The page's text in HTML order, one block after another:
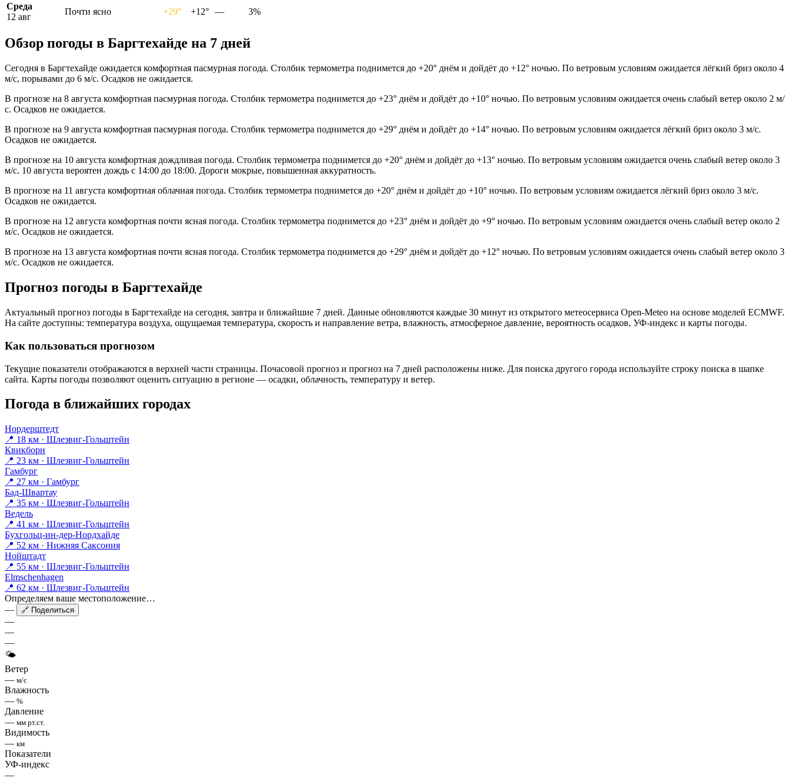
Среда
12 авг
Почти ясно +29° +12° — 3%
Обзор погоды в Баргтехайде на 7 дней
Сегодня в Баргтехайде ожидается комфортная пасмурная погода. Столбик термометра поднимется до +20° днём и дойдёт до +12° ночью. По ветровым условиям ожидается лёгкий бриз около 4
м/с, порывами до 6 м/с. Осадков не ожидается.
В прогнозе на 8 августа комфортная пасмурная погода. Столбик термометра поднимется до +23° днём и дойдёт до +10° ночью. По ветровым условиям ожидается очень слабый ветер около 2 м/
с. Осадков не ожидается.
В прогнозе на 9 августа комфортная пасмурная погода. Столбик термометра поднимется до +29° днём и дойдёт до +14° ночью. По ветровым условиям ожидается лёгкий бриз около 3 м/с.
Осадков не ожидается.
В прогнозе на 10 августа комфортная дождливая погода. Столбик термометра поднимется до +20° днём и дойдёт до +13° ночью. По ветровым условиям ожидается очень слабый ветер около 3
м/с. 10 августа вероятен дождь с 14:00 до 18:00. Дороги мокрые, повышенная аккуратность.
В прогнозе на 11 августа комфортная облачная погода. Столбик термометра поднимется до +20° днём и дойдёт до +10° ночью. По ветровым условиям ожидается лёгкий бриз около 3 м/с.
Осадков не ожидается.
В прогнозе на 12 августа комфортная почти ясная погода. Столбик термометра поднимется до +23° днём и дойдёт до +9° ночью. По ветровым условиям ожидается очень слабый ветер около 2
м/с. Осадков не ожидается.
В прогнозе на 13 августа комфортная почти ясная погода. Столбик термометра поднимется до +29° днём и дойдёт до +12° ночью. По ветровым условиям ожидается очень слабый ветер около 3
м/с. Осадков не ожидается.
Прогноз погоды в Баргтехайде
Актуальный прогноз погоды в Баргтехайде на сегодня, завтра и ближайшие 7 дней. Данные обновляются каждые 30 минут из открытого метеосервиса Open-Meteo на основе моделей ECMWF.
На сайте доступны: температура воздуха, ощущаемая температура, скорость и направление ветра, влажность, атмосферное давление, вероятность осадков, УФ-индекс и карты погоды.
Как пользоваться прогнозом
Текущие показатели отображаются в верхней части страницы. Почасовой прогноз и прогноз на 7 дней расположены ниже. Для поиска другого города используйте строку поиска в шапке
сайта. Карты погоды позволяют оценить ситуацию в регионе — осадки, облачность, температуру и ветер.
Погода в ближайших городах
Нордерштедт
📍 18 км · Шлезвиг-Гольштейн
Квикборн
📍 23 км · Шлезвиг-Гольштейн
Гамбург
📍 27 км · Гамбург
Бад-Швартау
📍 35 км · Шлезвиг-Гольштейн
Ведель
📍 41 км · Шлезвиг-Гольштейн
Бухгольц-ин-дер-Нордхайде
📍 52 км · Нижняя Саксония
Нойштадт
📍 55 км · Шлезвиг-Гольштейн
Elmschenhagen
📍 62 км · Шлезвиг-Гольштейн
Определяем ваше местоположение…
—
🔗 Поделиться
—
—
—
🌤
Ветер
— м/с
Влажность
— %
Давление
— мм рт.ст.
Видимость
— км
Показатели
УФ-индекс
—